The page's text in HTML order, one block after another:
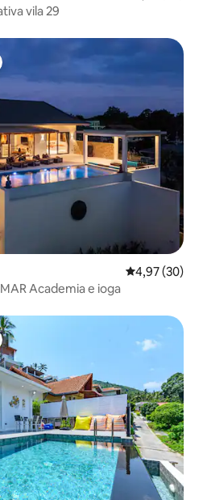
vila 29
4,97 de uma
4,97 (30)
Academia e ioga